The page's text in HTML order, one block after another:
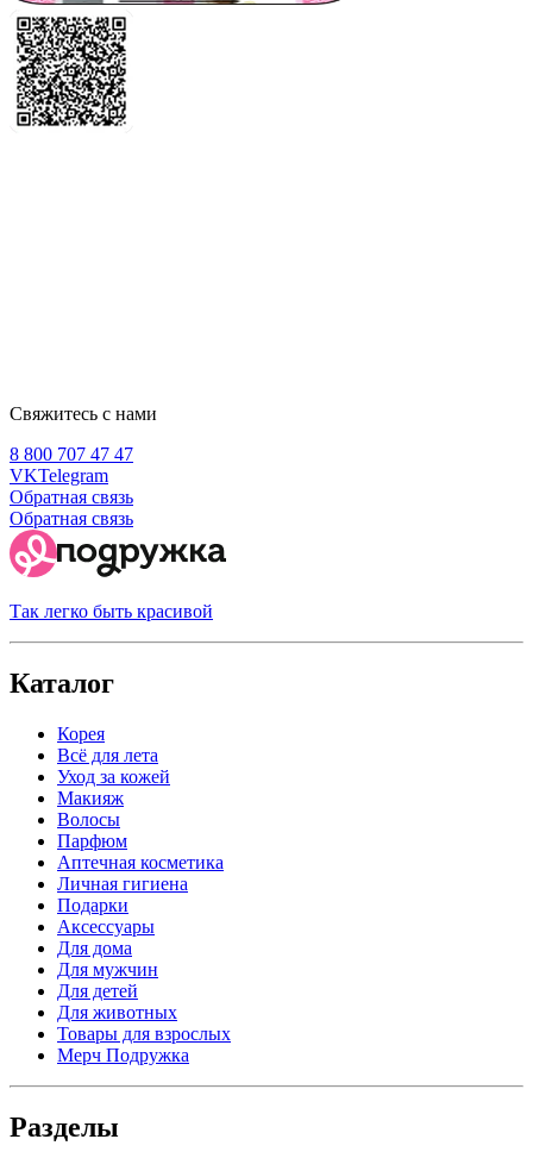
Свяжитесь с нами
8 800 707 47 47
VKTelegram
Обратная связь
Обратная связь
Так легко быть красивой
Каталог
Корея
Всё для лета
Уход за кожей
Макияж
Волосы
Парфюм
Аптечная косметика
Личная гигиена
Подарки
Аксессуары
Для дома
Для мужчин
Для детей
Для животных
Товары для взрослых
Мерч Подружка
Разделы